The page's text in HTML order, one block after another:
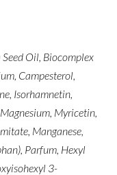
Oil, Biocomplex
Campesterol,
Isorhamnetin,
Myricetin,
Manganese,
Parfum, Hexyl
3-